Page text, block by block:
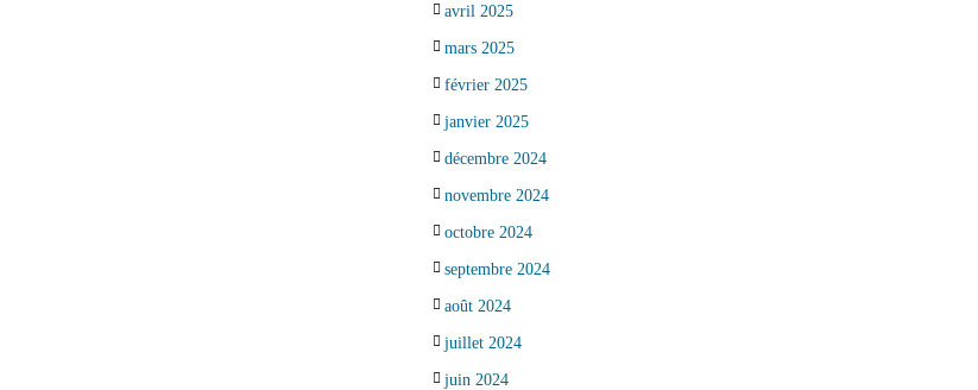
avril 2025
mars 2025
février 2025
janvier 2025
décembre 2024
novembre 2024
octobre 2024
septembre 2024
août 2024
juillet 2024
juin 2024